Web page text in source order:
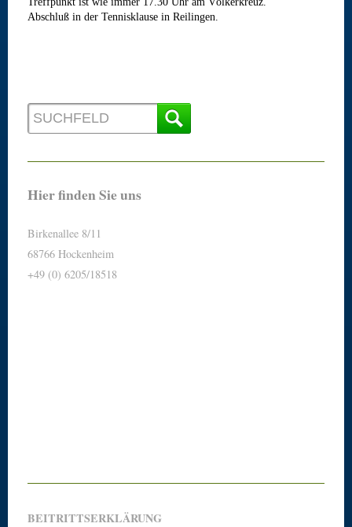
Abschluß in der Tennisklause in Reilingen.
Hier finden Sie uns
Birkenallee 8/11
68766 Hockenheim
+49 (0) 6205/18518
BEITRITTSERKLÄRUNG